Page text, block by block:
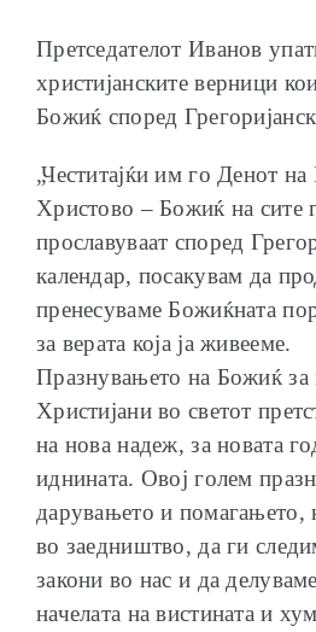
ШКОЛА ЗА МЛАДИ
ПРМ 2009-2019
Претседателот Иванов
христијанските верници
Божиќ според
„Честитајќи им го Денот на
Христово – Божиќ на сите
прославуваат според
календар, посакувам да
пренесуваме Божиќната
за верата која ја живееме.
Празнувањето на Божиќ
Христијани во светот
на нова надеж, за новата
иднината. Овој голем
дарувањето и помагањето,
во заедништво, да ги
закони во нас и да
начелата на вистината и